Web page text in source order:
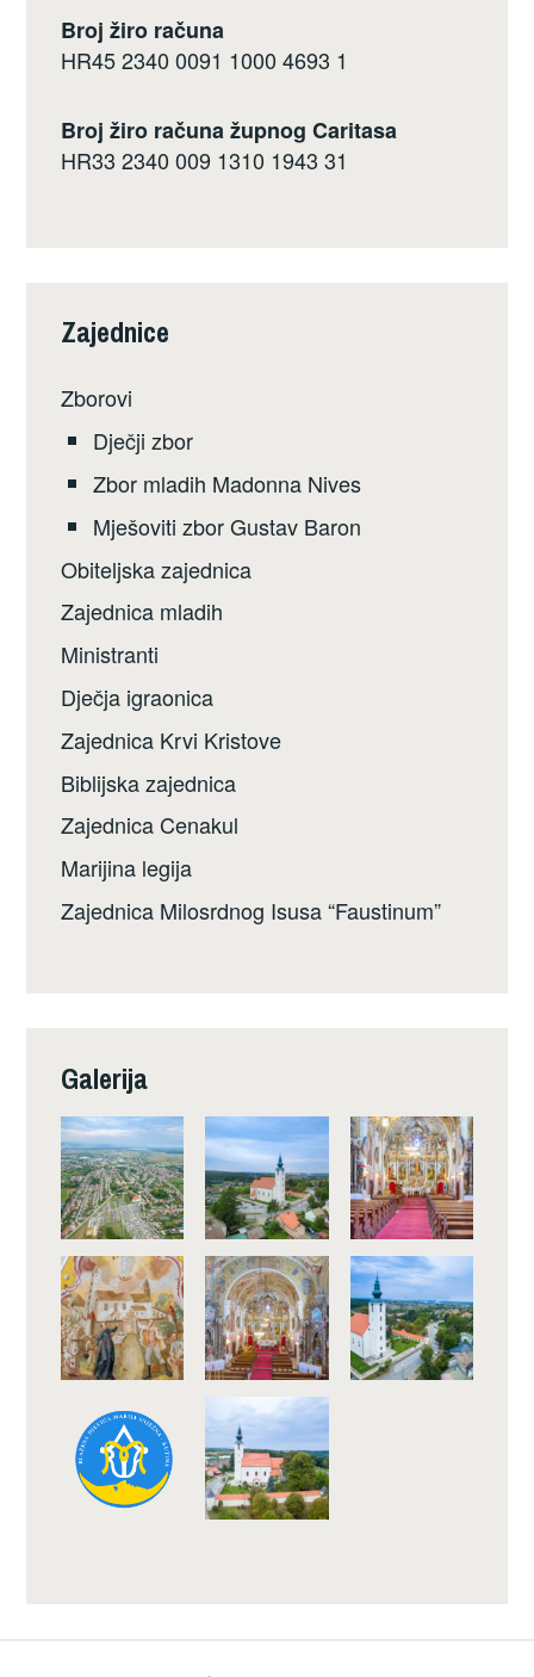
Broj žiro računa
HR45 2340 0091 1000 4693 1
Broj žiro računa župnog Caritasa
HR33 2340 009 1310 1943 31
Zajednice
Zborovi
Dječji zbor
Zbor mladih Madonna Nives
Mješoviti zbor Gustav Baron
Obiteljska zajednica
Zajednica mladih
Ministranti
Dječja igraonica
Zajednica Krvi Kristove
Biblijska zajednica
Zajednica Cenakul
Marijina legija
Zajednica Milosrdnog Isusa “Faustinum”
Galerija